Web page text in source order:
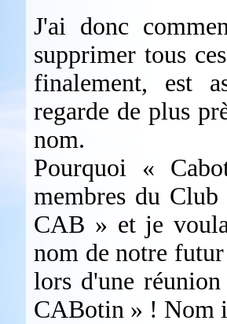
J'ai donc
supprimer tous
finalement, est
regarde de plus
nom.
Pourquoi «
membres du
CAB » et je
nom de notre
lors d'une
CABotin » ! Nom